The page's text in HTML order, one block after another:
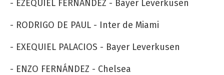
- EZEQUIEL FERNÁNDEZ - Bayer Leverkusen
- RODRIGO DE PAUL - Inter de Miami
- EXEQUIEL PALACIOS - Bayer Leverkusen
- ENZO FERNÁNDEZ - Chelsea